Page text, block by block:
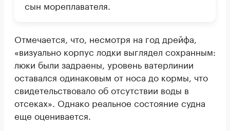
сын мореплавателя.
Отмечается, что, несмотря на год дрейфа,
«визуально корпус лодки выглядел сохранным:
люки были задраены, уровень ватерлинии
оставался одинаковым от носа до кормы, что
свидетельствовало об отсутствии воды в
отсеках». Однако реальное состояние судна
еще оценивается.